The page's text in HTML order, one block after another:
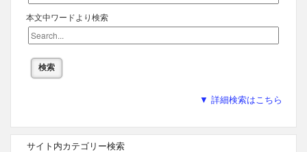
本文中ワードより検索
▼ 詳細検索はこちら
サイト内カテゴリー検索